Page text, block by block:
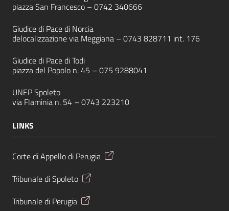
piazza San Francesco – 0742 340666
Giudice di Pace di Norcia
delocalizzazione via Meggiana – 0743 828711 int. 176
Giudice di Pace di Todi
piazza del Popolo n. 45 – 075 9288041
UNEP Spoleto
via Flaminia n. 54 – 0743 223210
LINKS
Corte di Appello di Perugia
Tribunale di Spoleto
Tribunale di Perugia